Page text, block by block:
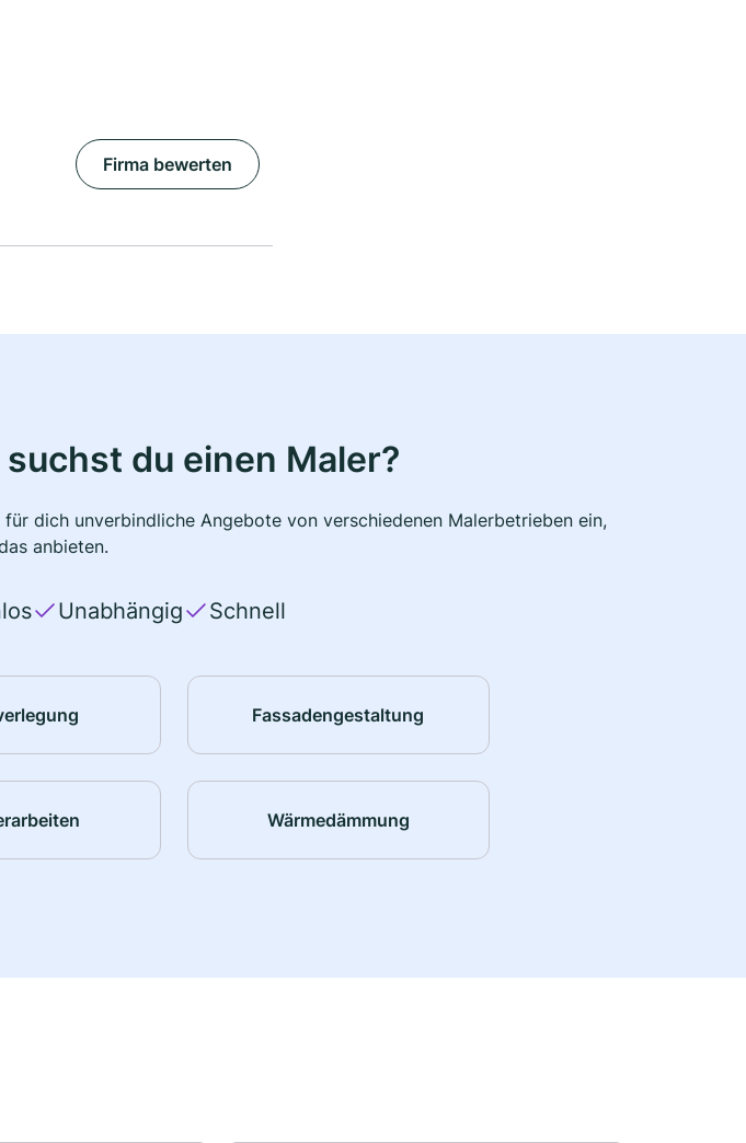
Firma bewerten
du einen Maler?
dich unverbindliche Angebote von verschiedenen Malerbetrieben ein,
anbieten.
Unabhängig Schnell
Fassadengestaltung
Wärmedämmung